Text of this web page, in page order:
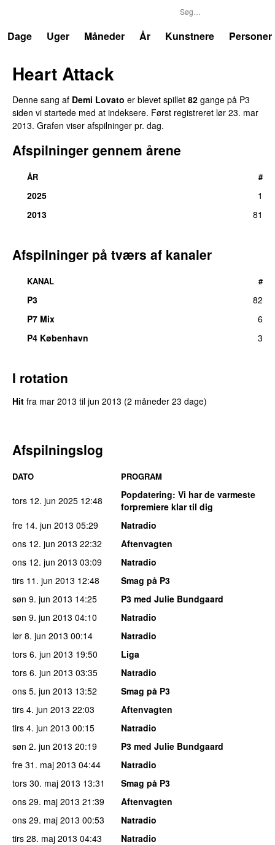
Dage
Uger Måneder År Kunstnere Personer
Heart Attack
Denne sang af Demi Lovato er blevet spillet 82 gange på P3
siden vi startede med at indeksere. Først registreret lør 23. mar
2013. Grafen viser afspilninger pr. dag.
Afspilninger gennem årene
ÅR #
2025
1
2013
81
Afspilninger på tværs af kanaler
KANAL #
P3
82
P7 Mix
6
P4 København
3
I rotation
Hit fra mar 2013 til jun 2013 (2 måneder 23 dage)
Afspilningslog
DATO PROGRAM
tors 12. jun 2025 12:48 Popdatering: Vi har de varmeste
forpremiere klar til dig
fre 14. jun 2013 05:29
Natradio
ons 12. jun 2013 22:32
Aftenvagten
ons 12. jun 2013 03:09
Natradio
tirs 11. jun 2013 12:48
Smag på P3
søn 9. jun 2013 14:25
P3 med Julie Bundgaard
søn 9. jun 2013 04:10
Natradio
lør 8. jun 2013 00:14
Natradio
tors 6. jun 2013 19:50
Liga
tors 6. jun 2013 03:35
Natradio
ons 5. jun 2013 13:52
Smag på P3
tirs 4. jun 2013 22:03
Aftenvagten
tirs 4. jun 2013 00:15
Natradio
søn 2. jun 2013 20:19
P3 med Julie Bundgaard
fre 31. maj 2013 04:44
Natradio
tors 30. maj 2013 13:31
Smag på P3
ons 29. maj 2013 21:39
Aftenvagten
ons 29. maj 2013 00:53
Natradio
tirs 28. maj 2013 04:43
Natradio